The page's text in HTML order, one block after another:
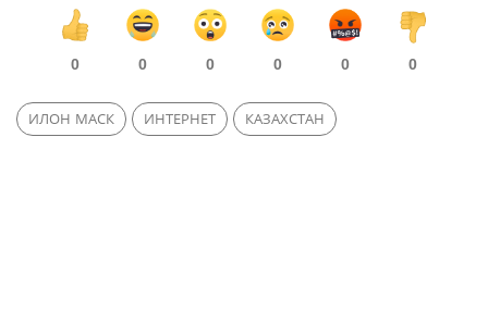
0 0 0 0 0 0
ИЛОН МАСК ИНТЕРНЕТ КАЗАХСТАН